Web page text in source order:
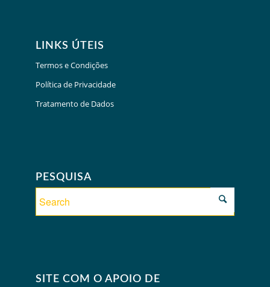
LINKS ÚTEIS
Termos e Condições
Política de Privacidade
Tratamento de Dados
PESQUISA
SITE COM O APOIO DE